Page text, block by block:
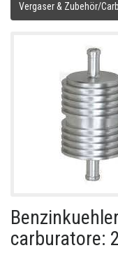
Vergaser & Zubehör/
carburatore: